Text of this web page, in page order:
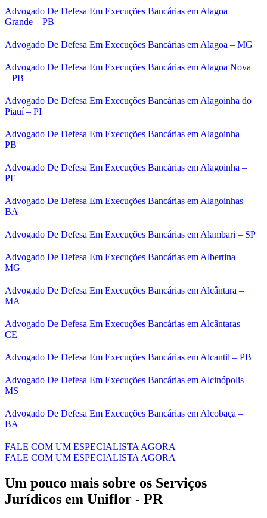
Advogado De Defesa Em Execuções Bancárias em Alagoa
Grande – PB
Advogado De Defesa Em Execuções Bancárias em Alagoa – MG
Advogado De Defesa Em Execuções Bancárias em Alagoa Nova
– PB
Advogado De Defesa Em Execuções Bancárias em Alagoinha do
Piauí – PI
Advogado De Defesa Em Execuções Bancárias em Alagoinha –
PB
Advogado De Defesa Em Execuções Bancárias em Alagoinha –
PE
Advogado De Defesa Em Execuções Bancárias em Alagoinhas –
BA
Advogado De Defesa Em Execuções Bancárias em Alambari – SP
Advogado De Defesa Em Execuções Bancárias em Albertina –
MG
Advogado De Defesa Em Execuções Bancárias em Alcântara –
MA
Advogado De Defesa Em Execuções Bancárias em Alcântaras –
CE
Advogado De Defesa Em Execuções Bancárias em Alcantil – PB
Advogado De Defesa Em Execuções Bancárias em Alcinópolis –
MS
Advogado De Defesa Em Execuções Bancárias em Alcobaça –
BA
FALE COM UM ESPECIALISTA AGORA
FALE COM UM ESPECIALISTA AGORA
Um pouco mais sobre os Serviços
Jurídicos em Uniflor - PR